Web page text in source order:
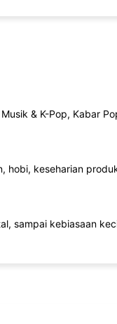
& K-Pop, Kabar
hobi, keseharian
sampai kebiasaan